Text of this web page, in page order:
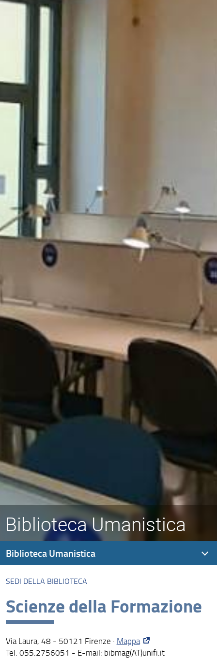
Biblioteca Umanistica
SEDI DELLA BIBLIOTECA
Scienze della Formazione
Via Laura, 48 - 50121 Firenze · Mappa
Tel. 055.2756051 - E-mail: bibmag(AT)unifi.it
Biblioteca Umanistica
Presentazione
Sedi della Biblioteca
Organizzazione
Prestito, consultazione, rinnovo, prenotazione